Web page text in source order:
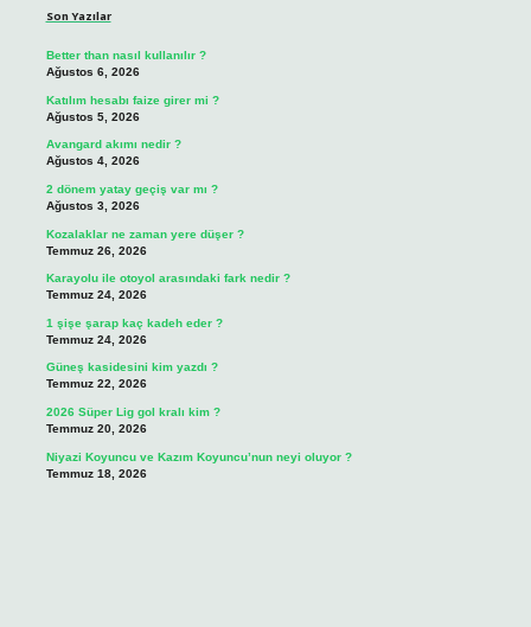
Son Yazılar
Better than nasıl kullanılır ?
Ağustos 6, 2026
Katılım hesabı faize girer mi ?
Ağustos 5, 2026
Avangard akımı nedir ?
Ağustos 4, 2026
2 dönem yatay geçiş var mı ?
Ağustos 3, 2026
Kozalaklar ne zaman yere düşer ?
Temmuz 26, 2026
Karayolu ile otoyol arasındaki fark nedir ?
Temmuz 24, 2026
1 şişe şarap kaç kadeh eder ?
Temmuz 24, 2026
Güneş kasidesini kim yazdı ?
Temmuz 22, 2026
2026 Süper Lig gol kralı kim ?
Temmuz 20, 2026
Niyazi Koyuncu ve Kazım Koyuncu’nun neyi oluyor ?
Temmuz 18, 2026